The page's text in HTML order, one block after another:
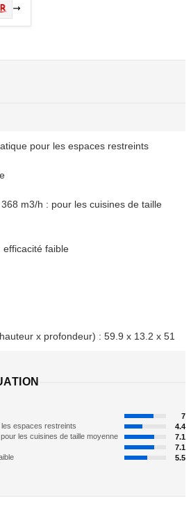
pour les espaces restreints
m3/h : pour les cuisines de taille
efficacité faible
x profondeur) : 59.9 x 13.2 x 51
7
espaces restreints
4.4
les cuisines de taille moyenne
7.1
7.1
5.5